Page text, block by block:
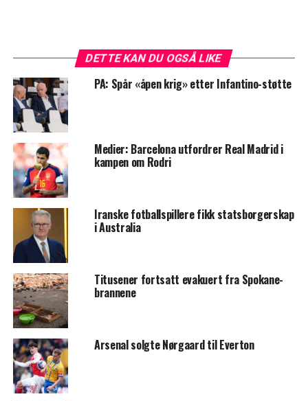
DETTE KAN DU OGSÅ LIKE
PA: Spår «åpen krig» etter Infantino-støtte
Medier: Barcelona utfordrer Real Madrid i
kampen om Rodri
Iranske fotballspillere fikk statsborgerskap
i Australia
Titusener fortsatt evakuert fra Spokane-
brannene
Arsenal solgte Nørgaard til Everton